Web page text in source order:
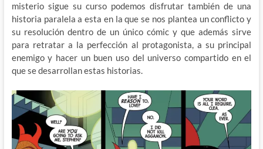
misterio sigue su curso podemos disfrutar también de una
historia paralela a esta en la que se nos plantea un conflicto y
su resolución dentro de un único cómic y que además sirve
para retratar a la perfección al protagonista, a su principal
enemigo y hacer un buen uso del universo compartido en el
que se desarrollan estas historias.